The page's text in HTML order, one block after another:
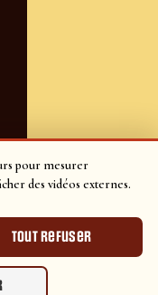
pour mesurer
des vidéos externes.
Tout refuser